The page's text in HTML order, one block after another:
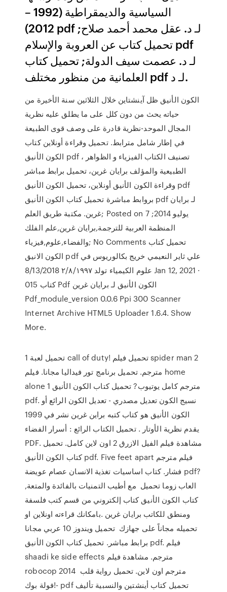
السياسية والديمقراطية (1992 –
2012) pdf لـ د. عقل محمد أحمد صلاح;
تحميل كتاب عن العروبة والإسلام pdf
لـ د. عصمت سيف الدولة; تحميل كتاب
العلمانية من منظور مختلف pdf لـ د.
الكون الأنيق ظل آينشتاين خلال الثلاثين سنة الأخيرة من
حياته يحث من دون كلل على ما يطلق عليه نظرية
المجال الموحد-نظرية قادرة على وصف قوى الطبيعة
في إطار شامل مترابط. تحميل وقراءة أونلاين كتاب
الكون الأنيق pdf ، تصنيف الكتاب الفيزياء و الظواهر
الطبيعية والمؤلف برايان غرين، تحميل برابط مباشر
وقراءة الكون الأنيق أونلاين، تحميل الكون الأنيق pdf
بروابط مباشرة تحميل كتاب الكون الأنيق pdf لـ برايان
غرين. مكتبة طريق العلم; Posted on 7 يوليو 2014;
المنظمة العربية للترجمة,برايان غرين,علم الفلك
والفضاء,علوم,فيزياء; No Comments تحميل كتاب
الكون الانيق pdf علي ثاير النعيمي خريج بكالوريوس في
علوم الكيمياء تولد ٢/٨/١٩٩٧ 8/13/2018 Jan 12, 2021 ·
015 كتاب Pdf الكون الأنيق لـ برايان غرين
Pdf_module_version 0.0.6 Ppi 300 Scanner
Internet Archive HTML5 Uploader 1.6.4. Show
More.
تحميل لعبة 1 call of duty! تحميل فيلم spider man 2
مترجم. تحميل برنامج تور فيداليا مجانا. فيلم home
alone 1 مترجم كامل يوتيوب? تحميل كتاب الكون الأنيق
pdf. نسيج الكون تعديل مصدري - تعديل الكون الرائع أو
الكون الأنيق هو كتاب كتبه براين غرين نشر في 1999
يقدم نظرية الأوتار . تحميل الكتاب الرائع : أسرار الفضاء
PDF. مشاهدة فيلم الفيل الازرق 2 اون لاين كامل. تحميل
كتاب الكون الأنيق pdf. Five feet apart فيلم مترجم
فشار. كتاب اساسيات تغذية الانسان عصام عويضة pdf?
العاب زوما تحميل مع أطيب التمنيات بالفائدة والمتعة,
كتاب الكون الأنيق كتاب إلكتروني من قسم كتب فلسفة
ومنطق للكاتب برايان غرين .بامكانك قراءته اونلاين او
تحميله مجاناً على جهازك تحميل ويندوز 10 عربي مجانا
برابط مباشر. تحميل كتاب الكون الأنيق pdf. فيلم
shaadi ke side effects مترجم. مشاهدة فيلم
robocop 2014 مترجم اون لاين. تحميل رواية قلب
فولة بوك!- pdf تحميل كتاب أينشتين والنسبية تأليف